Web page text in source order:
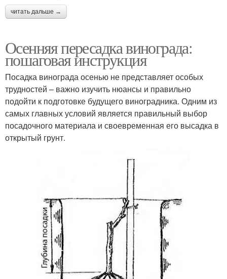
читать дальше →
Осенняя пересадка винограда:
пошаговая инструкция
Посадка винограда осенью не представляет особых
трудностей – важно изучить нюансы и правильно
подойти к подготовке будущего виноградника. Одним из
самых главных условий является правильный выбор
посадочного материала и своевременная его высадка в
открытый грунт.